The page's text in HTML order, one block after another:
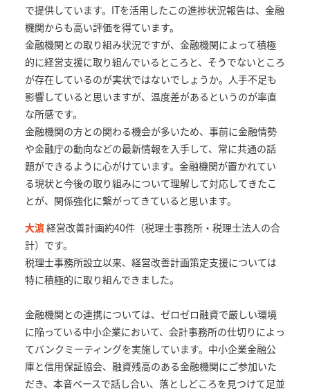
で提供しています。ITを活用したこの進捗状況報告は、金融
機関からも高い評価を得ています。
金融機関との取り組み状況ですが、金融機関によって積極
的に経営支援に取り組んでいるところと、そうでないところ
が存在しているのが実状ではないでしょうか。人手不足も
影響していると思いますが、温度差があるというのが率直
な所感です。
金融機関の方との関わる機会が多いため、事前に金融情勢
や金融庁の動向などの最新情報を入手して、常に共通の話
題ができるように心がけています。金融機関が置かれてい
る現状と今後の取り組みについて理解して対応してきたこ
とが、関係強化に繋がってきていると思います。
大濵経営改善計画約40件（税理士事務所・税理士法人の合
計）です。
税理士事務所設立以来、経営改善計画策定支援については
特に積極的に取り組んできました。
金融機関との連携については、ゼロゼロ融資で厳しい環境
に陥っている中小企業において、会計事務所の仕切りによっ
てバンクミーティングを実施しています。中小企業金融公
庫と信用保証協会、融資残高のある金融機関にご参加いた
だき、本音ベースで話し合い、落としどころを見つけて足並